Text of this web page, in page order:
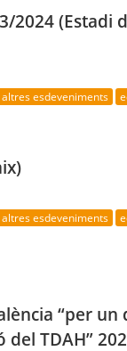
2024 (Estadi
altres esdeveniments
altres esdeveniments
“per
del TDAH”